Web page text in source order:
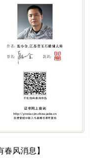
春风消息】